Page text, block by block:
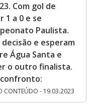
Com gol de
1 a 0 e se
Paulista.
e esperam
Água Santa e
o outro finalista.
CONTEÚDO - 19.03.2023